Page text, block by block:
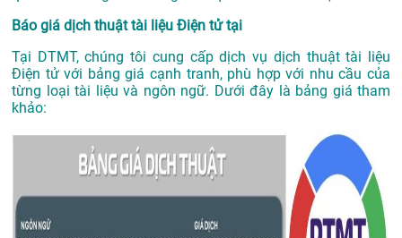
Báo giá dịch thuật tài liệu Điện tử tại
Tại DTMT, chúng tôi cung cấp dịch vụ dịch thuật tài liệu
Điện tử với bảng giá cạnh tranh, phù hợp với nhu cầu của
từng loại tài liệu và ngôn ngữ. Dưới đây là bảng giá tham
khảo: